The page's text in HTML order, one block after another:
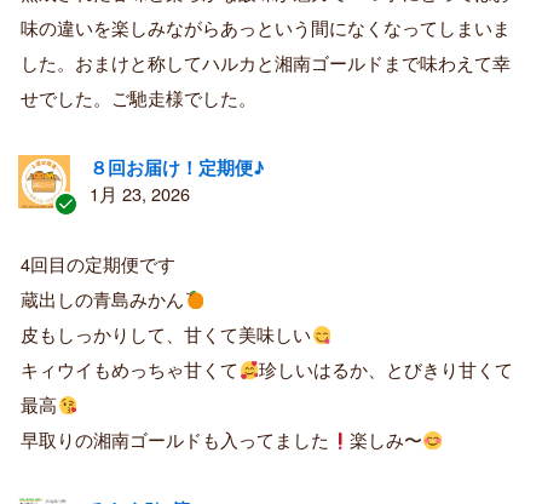
購
者
味の違いを楽しみながらあっという間になくなってしまいま
した。おまけと称してハルカと湘南ゴールドまで味わえて幸
せでした。ご馳走様でした。
証
済
み
購
者
８回お届け！定期便♪
1月 23, 2026
4回目の定期便です
蔵出しの青島みかん
皮もしっかりして、甘くて美味しい
キィウイもめっちゃ甘くて
珍しいはるか、とびきり甘くて
最高
早取りの湘南ゴールドも入ってました
楽しみ〜